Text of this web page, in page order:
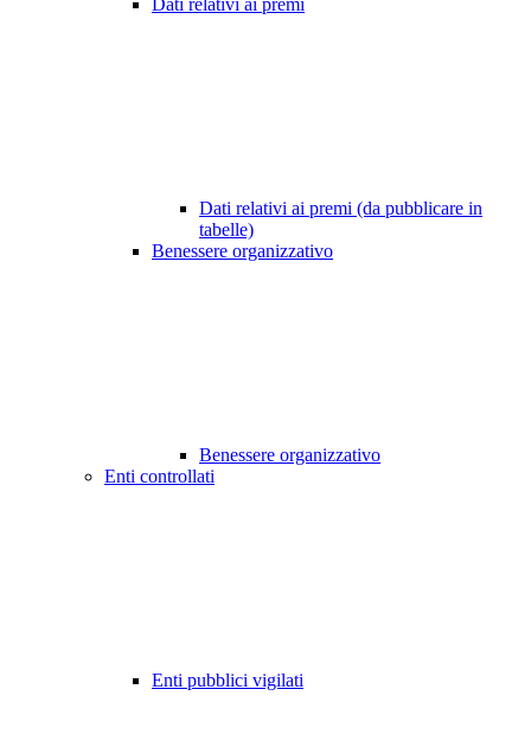
Dati relativi ai premi
Dati relativi ai premi (da pubblicare in
tabelle)
Benessere organizzativo
Benessere organizzativo
Enti controllati
Enti pubblici vigilati